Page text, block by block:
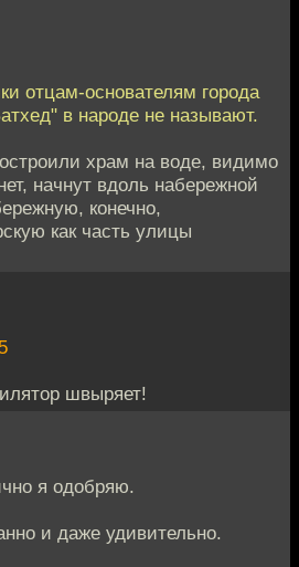
отцам-основателям города
в народе не называют.
храм на воде, видимо
начнут вдоль набережной
конечно,
как часть улицы
швыряет!
я одобряю.
и даже удивительно.